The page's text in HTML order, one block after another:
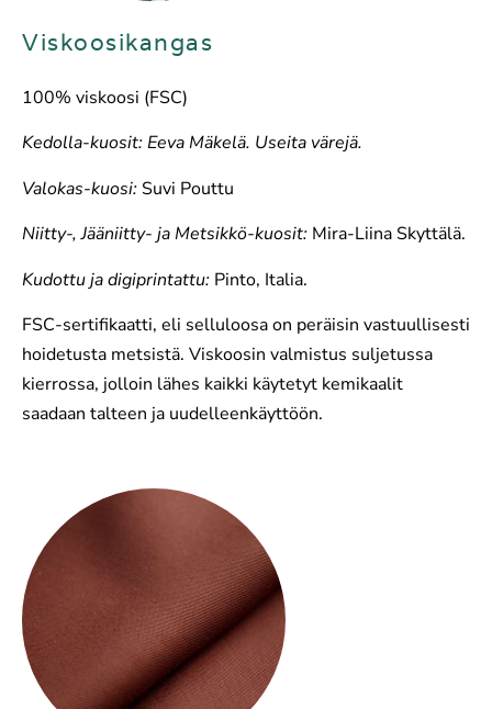
Viskoosikangas
100% viskoosi (FSC)
Kedolla-kuosit: Eeva Mäkelä. Useita värejä.
Valokas-kuosi: Suvi Pouttu
Niitty-, Jääniitty- ja Metsikkö-kuosit: Mira-Liina Skyttälä.
Kudottu ja digiprintattu: Pinto, Italia.
FSC-sertifikaatti, eli selluloosa on peräisin vastuullisesti
hoidetusta metsistä. Viskoosin valmistus suljetussa
kierrossa, jolloin lähes kaikki käytetyt kemikaalit
saadaan talteen ja uudelleenkäyttöön.